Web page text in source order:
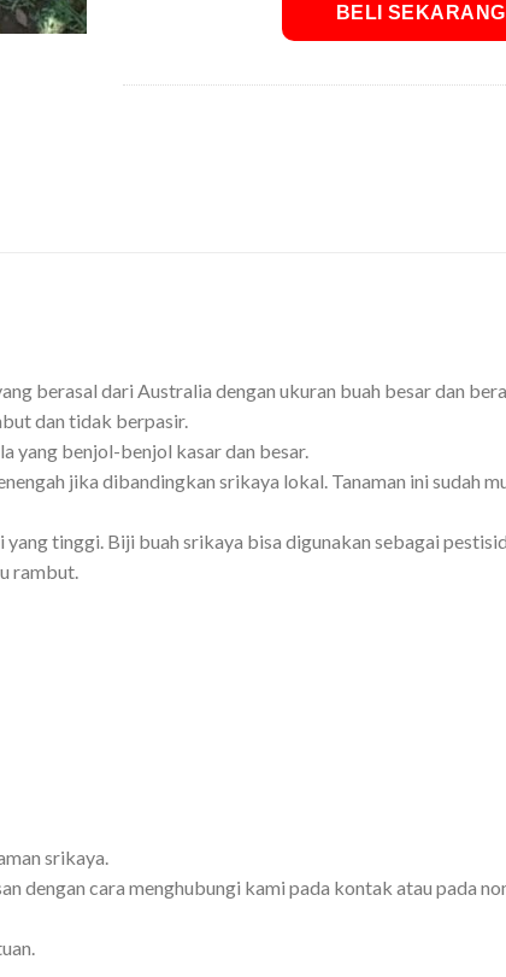
BELI SEKARANG
berasal dari Australia dengan ukuran buah besar dan
dan tidak berpasir.
yang benjol-benjol kasar dan besar.
jika dibandingkan srikaya lokal. Tanaman ini sudah
tinggi. Biji buah srikaya bisa digunakan sebagai
rambut.
srikaya.
dengan cara menghubungi kami pada kontak atau pada